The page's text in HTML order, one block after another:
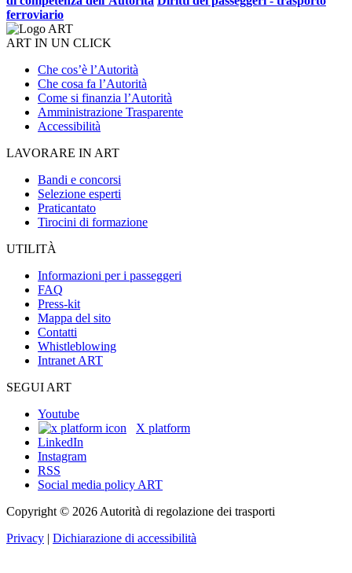
ferroviario
ART IN UN CLICK
Che cos’è l’Autorità
Che cosa fa l’Autorità
Come si finanzia l’Autorità
Amministrazione Trasparente
Accessibilità
LAVORARE IN ART
Bandi e concorsi
Selezione esperti
Praticantato
Tirocini di formazione
UTILITÀ
Informazioni per i passeggeri
FAQ
Press-kit
Mappa del sito
Contatti
Whistleblowing
Intranet ART
SEGUI ART
Youtube
X platform
LinkedIn
Instagram
RSS
Social media policy ART
Copyright © 2026 Autorità di regolazione dei trasporti
Privacy | Dichiarazione di accessibilità